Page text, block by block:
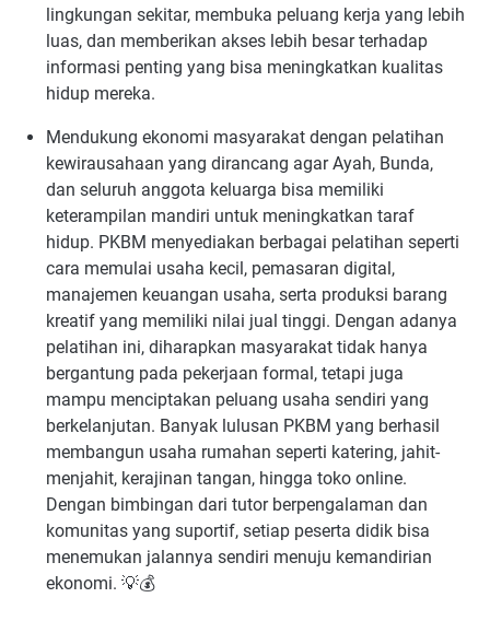
lingkungan sekitar, membuka peluang kerja yang lebih
luas, dan memberikan akses lebih besar terhadap
informasi penting yang bisa meningkatkan kualitas
hidup mereka.
Mendukung ekonomi masyarakat dengan pelatihan
kewirausahaan yang dirancang agar Ayah, Bunda,
dan seluruh anggota keluarga bisa memiliki
keterampilan mandiri untuk meningkatkan taraf
hidup. PKBM menyediakan berbagai pelatihan seperti
cara memulai usaha kecil, pemasaran digital,
manajemen keuangan usaha, serta produksi barang
kreatif yang memiliki nilai jual tinggi. Dengan adanya
pelatihan ini, diharapkan masyarakat tidak hanya
bergantung pada pekerjaan formal, tetapi juga
mampu menciptakan peluang usaha sendiri yang
berkelanjutan. Banyak lulusan PKBM yang berhasil
membangun usaha rumahan seperti katering, jahit-
menjahit, kerajinan tangan, hingga toko online.
Dengan bimbingan dari tutor berpengalaman dan
komunitas yang suportif, setiap peserta didik bisa
menemukan jalannya sendiri menuju kemandirian
ekonomi. 💡💰